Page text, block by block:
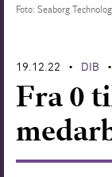
Foto: Seaborg
19.12.22 • DIB •
Fra 0